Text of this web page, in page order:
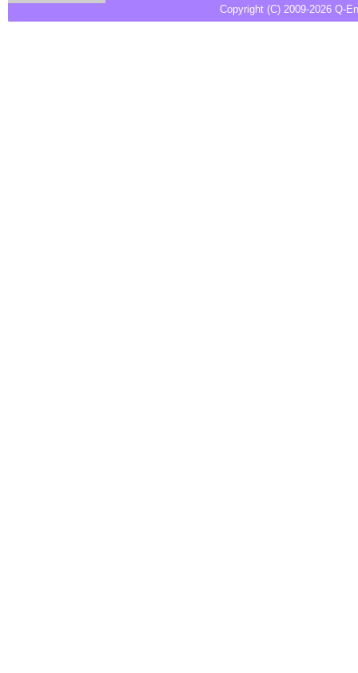
Copyright (C) 2009-2026 Q-